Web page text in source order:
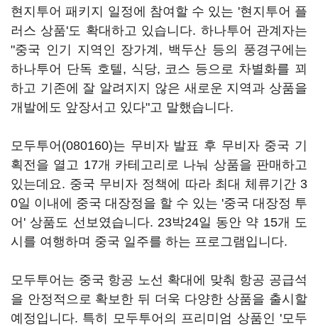
현지투어 패키지 일정에 참여할 수 있는 '현지투어 플
러스 상품'도 확대하고 있습니다. 하나투어 관계자는
"중국 인기 지역인 장가계, 백두산 등의 풍경구에는
하나투어 단독 호텔, 식당, 코스 등으로 차별화를 꾀
하고 기존에 잘 알려지지 않은 새로운 지역과 상품을
개발에도 앞장서고 있다"고 말했습니다.
모두투어(080160)는 무비자 발표 후 무비자 중국 기
획전을 열고 17개 카테고리로 나눠 상품을 판매하고
있는데요. 중국 무비자 정책에 따라 최대 체류기간 3
0일 이내에 중국 대장정을 할 수 있는 '중국 대장정 투
어' 상품도 선보였습니다. 23박24일 동안 약 15개 도
시를 여행하며 중국 일주를 하는 프로그램입니다.
모두투어는 중국 항공 노선 확대에 맞춰 항공 공급석
을 안정적으로 확보한 뒤 더욱 다양한 상품을 출시할
예정입니다. 특히 모두투어의 프리미엄 상품인 '모두